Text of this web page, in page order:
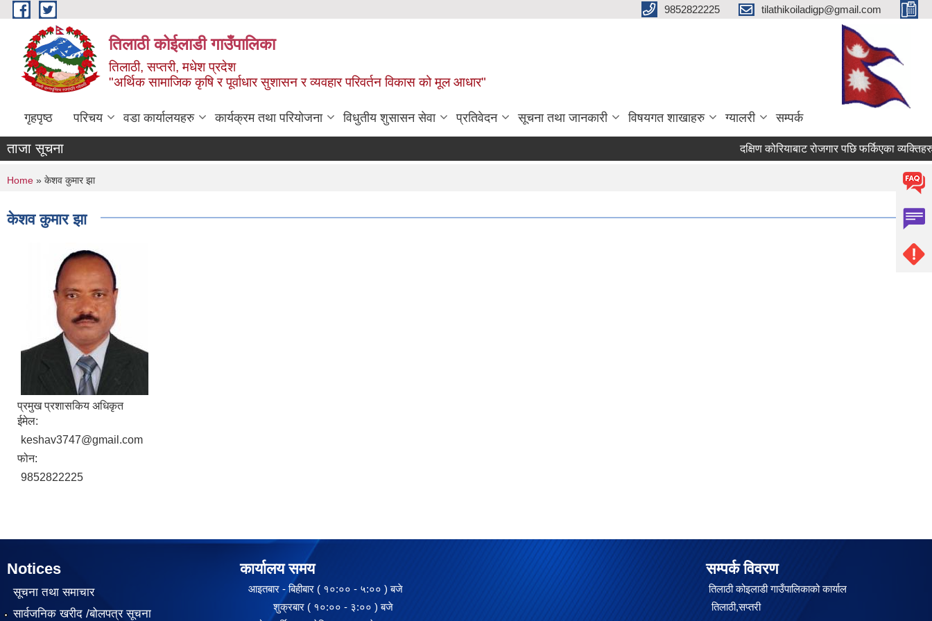
Skip to main content 9852822225 tilathikoiladigp@gmail.com
तिलाठी कोईलाडी गाउँपालिका
तिलाठी, सप्तरी, मधेश प्रदेश
"अर्थिक सामाजिक कृषि र पूर्वाधार सुशासन र व्यवहार परिवर्तन विकास को मूल आधार"
गृहपृष्ठ परिचय वडा कार्यालयहरु कार्यक्रम तथा परियोजना विधुतीय शुसासन सेवा प्रतिवेदन सूचना तथा जानकारी विषयगत शाखाहरु ग्यालरी सम्पर्क
ताजा सूचना दक्षिण कोरियाबाट रोजगार पछि फर्किएका
You are here
Home » केशव कुमार झा
केशव कुमार झा
प्रमुख प्रशासकिय अधिकृत
ईमेल:
keshav3747@gmail.com
फोन:
9852822225
Notices
सूचना तथा समाचार
सार्वजनिक खरीद /बोलपत्र सूचना
कार्यालय समय
आइतबार - बिहीबार ( १०:०० - ५:०० ) बजे
शुक्रबार ( १०:०० - ३:०० ) बजे
सम्पर्क विवरण
तिलाठी कोइलाडी गाउँपालिकाको कार्याल
तिलाठी,सप्तरी